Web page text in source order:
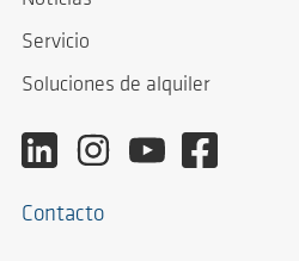
Servicio
Soluciones de alquiler
Contacto